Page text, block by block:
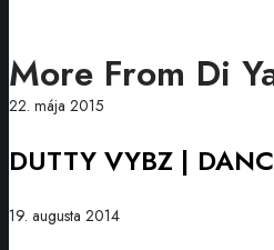
More From Di
DUTTY
|
WORKSHOP
22. mája 2015
DUTTY VYBZ |
D-
19. augusta 2014